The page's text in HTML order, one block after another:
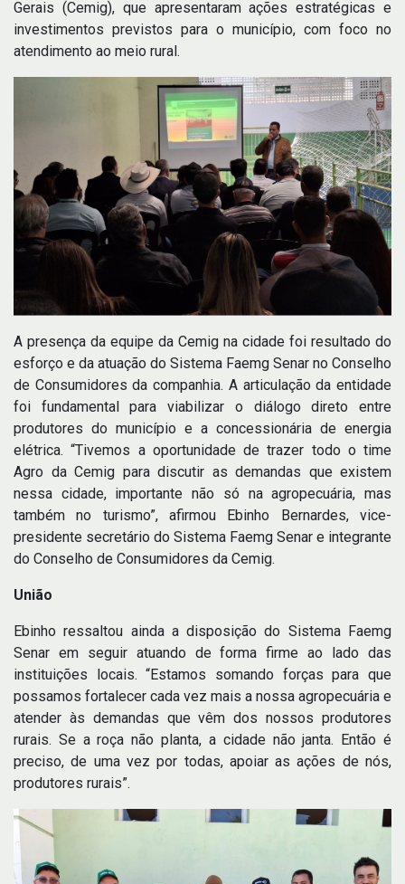
Gerais (Cemig), que apresentaram ações estratégicas e
investimentos previstos para o município, com foco no
atendimento ao meio rural.
A presença da equipe da Cemig na cidade foi resultado do
esforço e da atuação do Sistema Faemg Senar no Conselho
de Consumidores da companhia. A articulação da entidade
foi fundamental para viabilizar o diálogo direto entre
produtores do município e a concessionária de energia
elétrica. “Tivemos a oportunidade de trazer todo o time
Agro da Cemig para discutir as demandas que existem
nessa cidade, importante não só na agropecuária, mas
também no turismo”, afirmou Ebinho Bernardes, vice-
presidente secretário do Sistema Faemg Senar e integrante
do Conselho de Consumidores da Cemig.
União
Ebinho ressaltou ainda a disposição do Sistema Faemg
Senar em seguir atuando de forma firme ao lado das
instituições locais. “Estamos somando forças para que
possamos fortalecer cada vez mais a nossa agropecuária e
atender às demandas que vêm dos nossos produtores
rurais. Se a roça não planta, a cidade não janta. Então é
preciso, de uma vez por todas, apoiar as ações de nós,
produtores rurais”.